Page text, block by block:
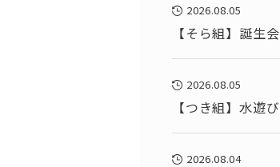
2026.08.05
【そら組】誕生会
2026.08.05
【つき組】水遊び
2026.08.04